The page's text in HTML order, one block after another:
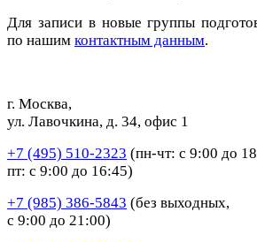
Для записи в новые группы
по нашим контактным данным.
г. Москва,
ул. Лавочкина, д. 34, офис 1
+7 (495) 510-2323 (пн-чт: с 9:00 до
пт: с 9:00 до 16:45)
+7 (985) 386-5843 (без выходных,
с 9:00 до 21:00)